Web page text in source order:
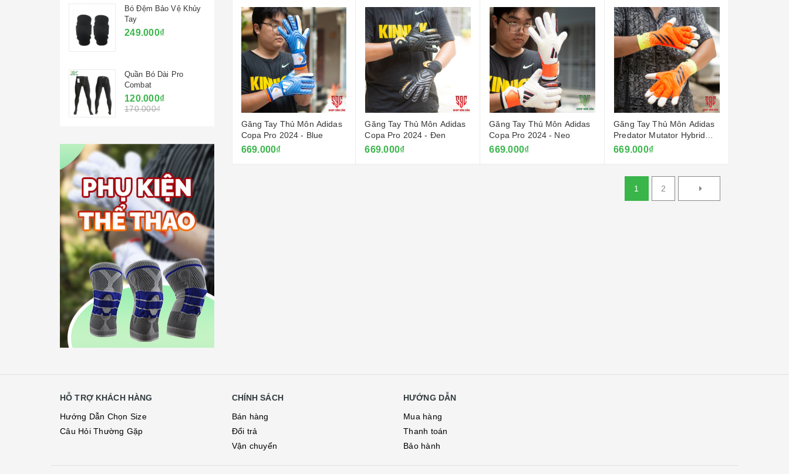
Găng Tay Thủ Môn Adidas
Copa Pro 2024 - Blue
669.000₫
Găng Tay Thủ Môn Adidas
Copa Pro 2024 - Đen
669.000₫
Găng Tay Thủ Môn Adidas
Copa Pro 2024 - Neo
669.000₫
Găng Tay Thủ Môn Adidas
Predator Mutator Hybrid
2024 - Cam
669.000₫
1 2
Bó Đệm Bảo Vệ Khủy
Tay
249.000₫
Băng Cuốn Thể Thao
Khổ 5cm
20.000₫ 40.000₫
Quần Bó Dài Pro
Combat
120.000₫
170.000₫
Quần Đệm Đùi Thủ
Môn
260.000₫
350.000₫
HỖ TRỢ KHÁCH HÀNG
Hướng Dẫn Chọn Size
Câu Hỏi Thường Gặp
CHÍNH SÁCH
Bán hàng
Đổi trả
Vận chuyển
HƯỚNG DẪN
Mua hàng
Thanh toán
Bảo hành